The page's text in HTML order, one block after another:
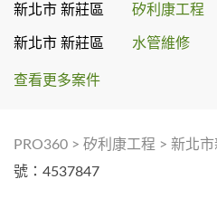
新北市 新莊區 矽利康工程
新北市 新莊區 水管維修
查看更多案件
PRO360 > 矽利康工程 > 新北
號：4537847